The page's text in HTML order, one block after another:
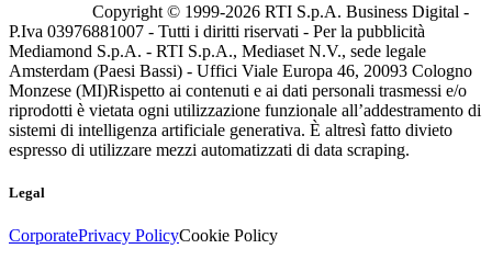
Copyright © 1999-2026 RTI S.p.A. Business Digital -
P.Iva 03976881007 - Tutti i diritti riservati - Per la pubblicità
Mediamond S.p.A. - RTI S.p.A., Mediaset N.V., sede legale
Amsterdam (Paesi Bassi) - Uffici Viale Europa 46, 20093 Cologno
Monzese (MI)Rispetto ai contenuti e ai dati personali trasmessi e/o
riprodotti è vietata ogni utilizzazione funzionale all’addestramento di
sistemi di intelligenza artificiale generativa. È altresì fatto divieto
espresso di utilizzare mezzi automatizzati di data scraping.
Legal
CorporatePrivacy PolicyCookie Policy